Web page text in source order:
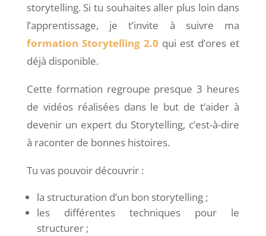
storytelling. Si tu souhaites aller plus loin dans
l’apprentissage, je t’invite à suivre ma
formation Storytelling 2.0 qui est d’ores et
déjà disponible.
Cette formation regroupe presque 3 heures
de vidéos réalisées dans le but de t’aider à
devenir un expert du Storytelling, c’est-à-dire
à raconter de bonnes histoires.
Tu vas pouvoir découvrir :
la structuration d’un bon storytelling ;
les différentes techniques pour le
structurer ;